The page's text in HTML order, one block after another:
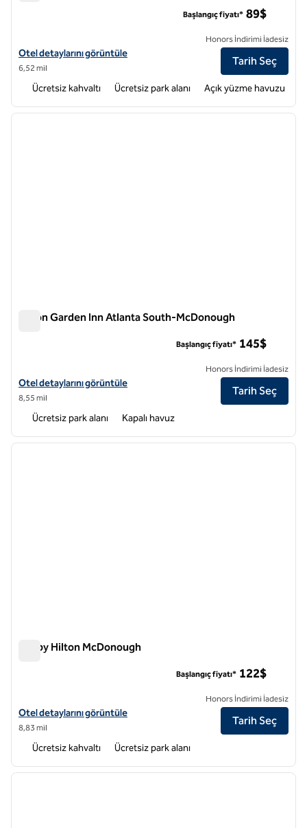
Hampton Inn Atlanta-Southlake için otel bilgilerini görüntüleyin
Otel detaylarını görüntüle
6,52 mil
Başlangıç fiyatı* 89$
Honors İndirimi İadesiz
Tarih Seç
Ücretsiz kahvaltı Ücretsiz park alanı Açık yüzme havuzu
1 / 12
Hilton Garden Inn Atlanta South-McDonough
Hilton Garden Inn Atlanta South-McDonough için otel detaylarını
Otel detaylarını görüntüle
8,55 mil
Başlangıç fiyatı* 145$
Honors İndirimi İadesiz
Tarih Seç
Ücretsiz park alanı Kapalı havuz
1 / 12
Tru by Hilton McDonough
Tru by Hilton McDonough için otel detaylarını görüntüleyin
Otel detaylarını görüntüle
8,83 mil
Başlangıç fiyatı* 122$
Honors İndirimi İadesiz
Tarih Seç
Ücretsiz kahvaltı Ücretsiz park alanı
1 / 12